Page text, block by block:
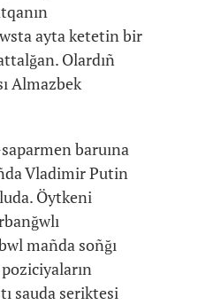
ayta ketetin bir
Olardıñ
Almazbek
baruına
Vladimir Putin
Öytkeni
mañda soñğı
sauda seriktesi